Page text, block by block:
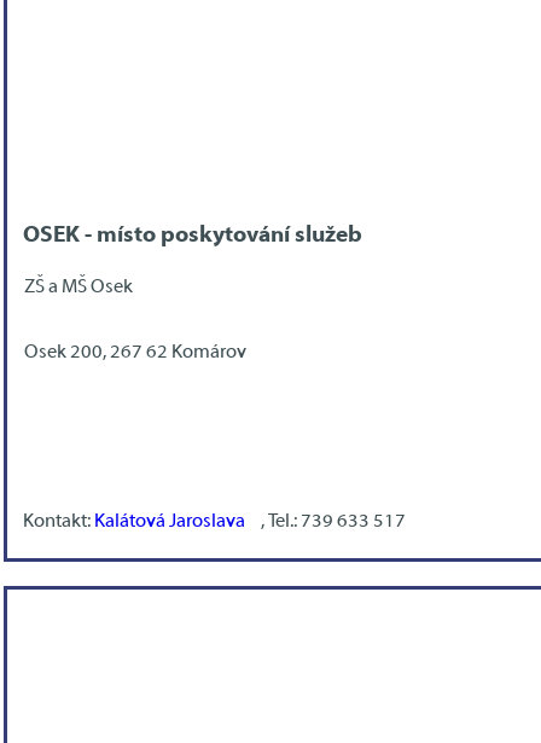
OSEK - místo poskytování služeb
ZŠ a MŠ Osek
Osek 200, 267 62 Komárov
Kontakt: Kalátová Jaroslava , Tel.: 739 633 517